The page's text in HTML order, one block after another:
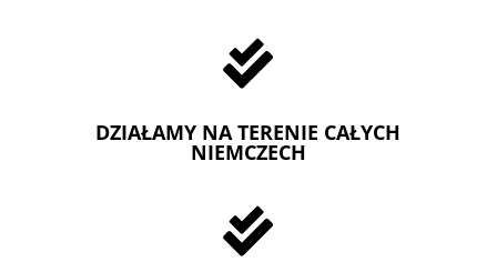

DZIAŁAMY NA TERENIE CAŁYCH
NIEMCZECH
